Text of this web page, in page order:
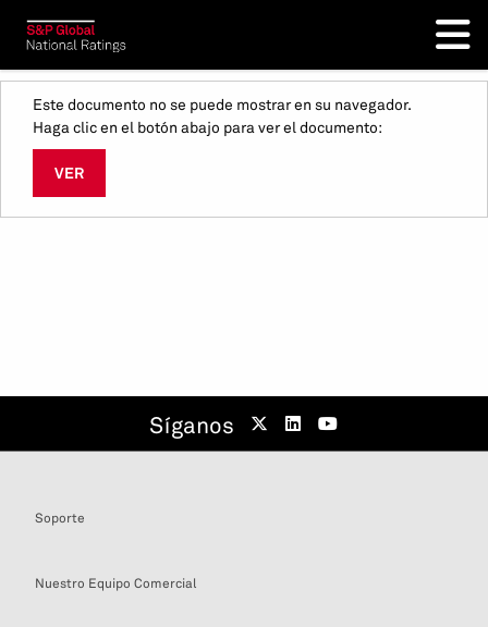
Este documento no se puede mostrar en su navegador.
Haga clic en el botón abajo para ver el documento:
VER
Síganos
Soporte
Nuestro Equipo Comercial